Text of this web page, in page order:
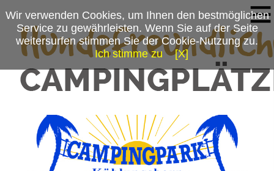
Wir verwenden Cookies, um Ihnen den bestmöglichen
Service zu gewährleisten. Wenn Sie auf der Seite
weitersurfen stimmen Sie der Cookie-Nutzung zu.
Ich stimme zu
[X]